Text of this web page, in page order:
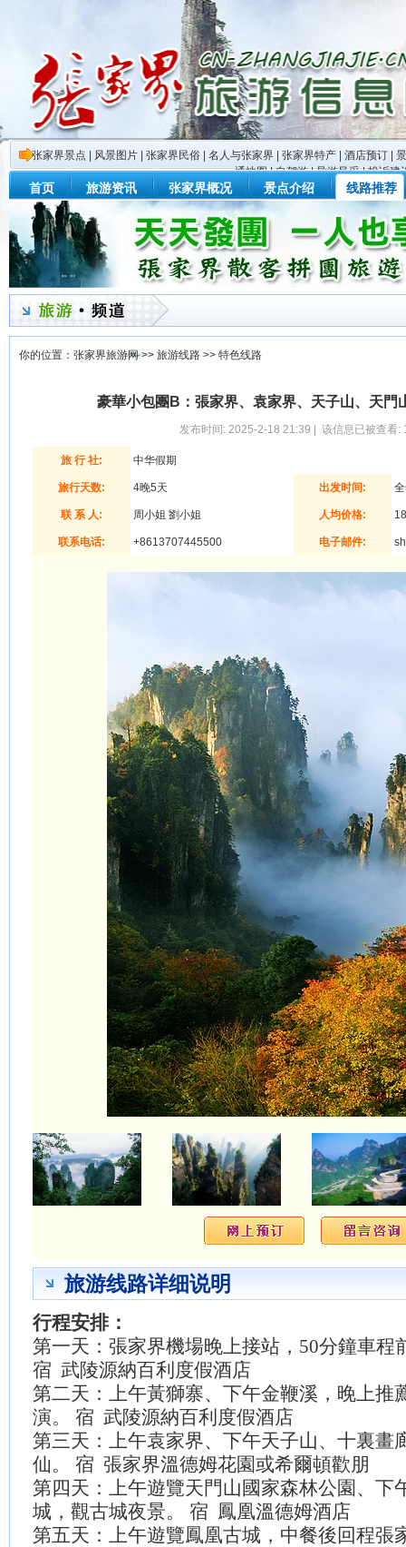
张家界景点 风景图片 张家界民俗 名人与张家界 张家界特产 酒店预订
通地图|自驾游|导游风采|投诉建
首页 旅游资讯 张家界概况 景点介绍 线路推荐
你的位置： 张家界旅游网>> 旅游线路 >> 特色线路
豪華小包團B：張家界、袁家界、天子山、天門
发布时间: 2025-2-18 21:39 | 该信息已被查看:
旅 行 社: 中华假期
旅行天数: 4晚5天 出发时间:
联 系 人: 周小姐 劉小姐 人均价格:
联系电话: +8613707445500 电子邮件:
旅游线路详细说明
行程安排：
第一天：張家界機場晚上接站， 50分鐘車程
宿 武陵源納百利度假酒店
第二天：上午黃獅寨、下午金鞭溪，晚上推
演。
宿 武陵源納百利度假酒店
第三天：上午袁家界、下午天子山、十裏畫
仙。
宿 張家界溫德姆花園或希爾頓歡朋
第四天：上午遊覽天門山國家森林公園、下
城，觀古城夜景。 宿 鳳凰溫德姆酒店
第五天：上午遊覽鳳凰古城，中餐後回程張